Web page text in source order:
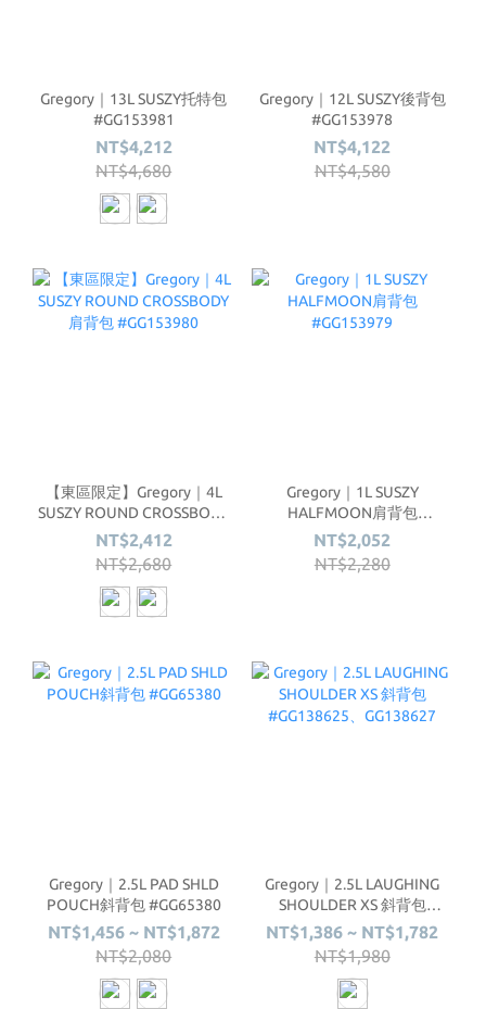
Gregory｜13L SUSZY托特包
#GG153981
NT$4,212
NT$4,680
Gregory｜12L SUSZY後背包
#GG153978
NT$4,122
NT$4,580
【東區限定】Gregory｜4L
SUSZY ROUND CROSSBODY
肩背包 #GG153980
NT$2,412
NT$2,680
Gregory｜1L SUSZY
HALFMOON肩背包
#GG153979
NT$2,052
NT$2,280
Gregory｜2.5L PAD SHLD
POUCH斜背包 #GG65380
NT$1,456 ~ NT$1,872
NT$2,080
Gregory｜2.5L LAUGHING
SHOULDER XS 斜背包
#GG138625、GG138627
NT$1,386 ~ NT$1,782
NT$1,980